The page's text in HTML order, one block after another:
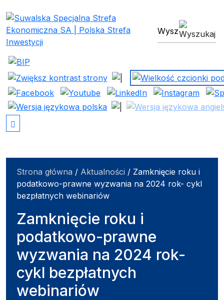
Suwalska Specjalnawyszukiwarka
Strona główna / Aktualności / Zamknięcie roku i
podatkowo-prawne wyzwania na 2024 rok- cykl
bezpłatnych webinariów
Zamknięcie roku i
podatkowo-prawne
wyzwania na 2024 rok-
cykl bezpłatnych
webinariów